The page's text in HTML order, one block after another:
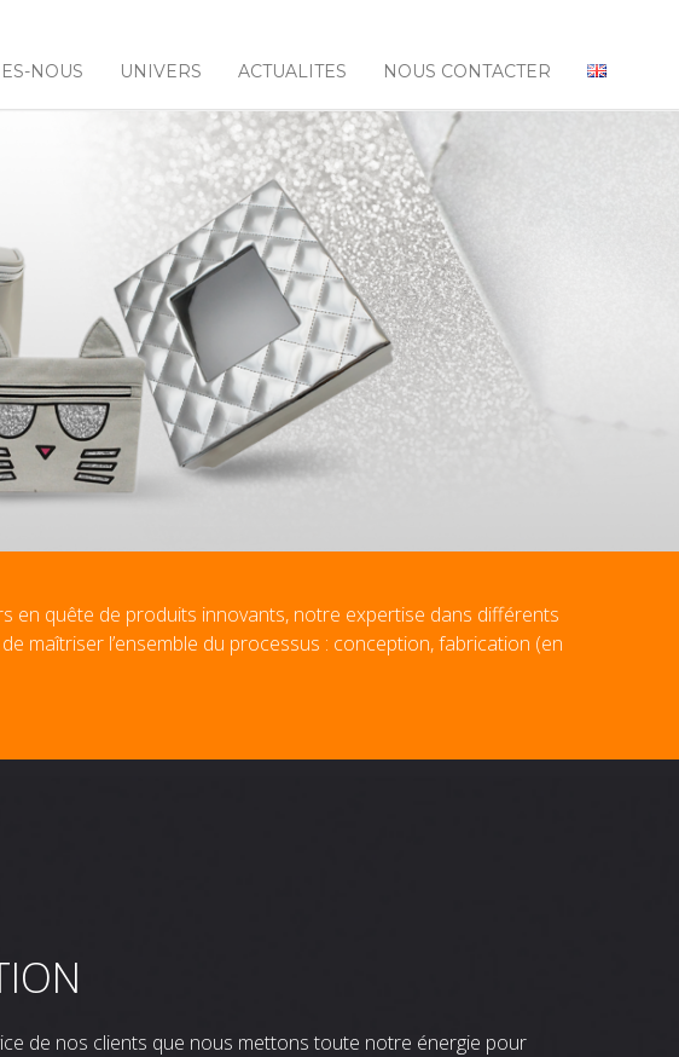
NOUS UNIVERS ACTUALITES NOUS CONTACTER
en quête de produits innovants, notre expertise dans différents
maîtriser l’ensemble du processus : conception, fabrication (en
de nos clients que nous mettons toute notre énergie pour